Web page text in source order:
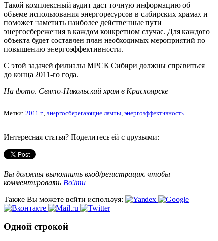
Такой комплексный аудит даст точную информацию об
объеме использования энергоресурсов в сибирских храмах и
поможет наметить наиболее действенные пути
энергосбережения в каждом конкретном случае. Для каждого
объекта будет составлен план необходимых мероприятий по
повышению энергоэффективности.
С этой задачей филиалы МРСК Сибири должны справиться
до конца 2011-го года.
На фото: Свято-Никольский храм в Красноярске
Метки: 2011 г. энергосберегающие лампы энергоэффективность
Интересная статья? Поделитесь ей с друзьями:
Вы должны выполнить вход/регистрацию чтобы
комментировать Войти
Также Вы можете войти используя:
Одной строкой